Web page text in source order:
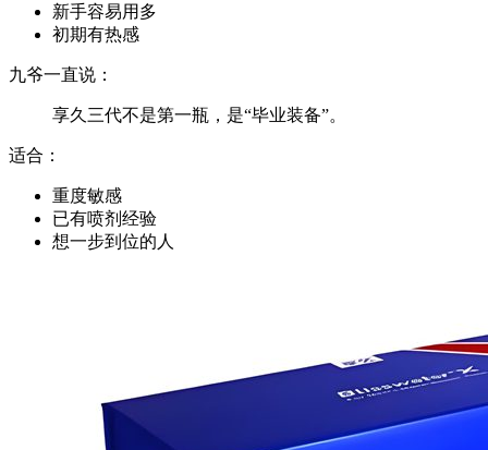
新手容易用多
初期有热感
九爷一直说：
享久三代不是第一瓶，是“毕业装备”。
适合：
重度敏感
已有喷剂经验
想一步到位的人